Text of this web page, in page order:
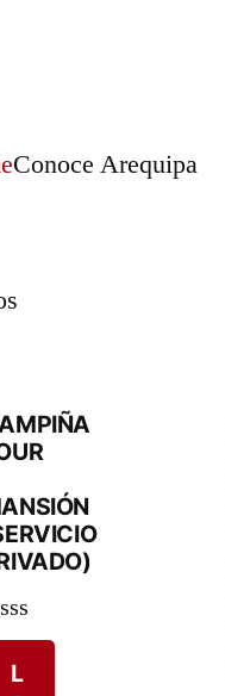
Conoce Arequipa
L